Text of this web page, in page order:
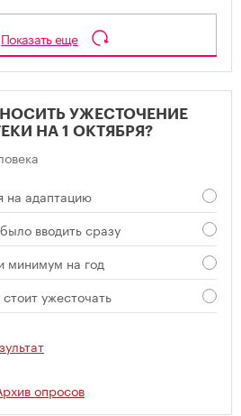
Показать еще
УЖЕСТОЧЕНИЕ
НА 1 ОКТЯБРЯ?
на адаптацию
вводить сразу
минимум на год
ужесточать
опросов